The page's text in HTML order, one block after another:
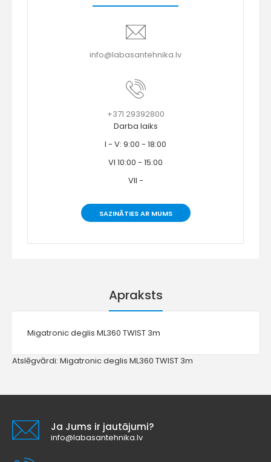
info@labasantehnika.lv
+371 29392800
Darba laiks
I - V: 9:00 - 18:00
VI 10:00 - 15:00
VII -
SAZINĀTIES AR MUMS
Apraksts
Migatronic deglis ML360 TWIST 3m
Atslēgvārdi: Migatronic deglis ML360 TWIST 3m
Ja Jums ir jautājumi?
info@labasantehnika.lv